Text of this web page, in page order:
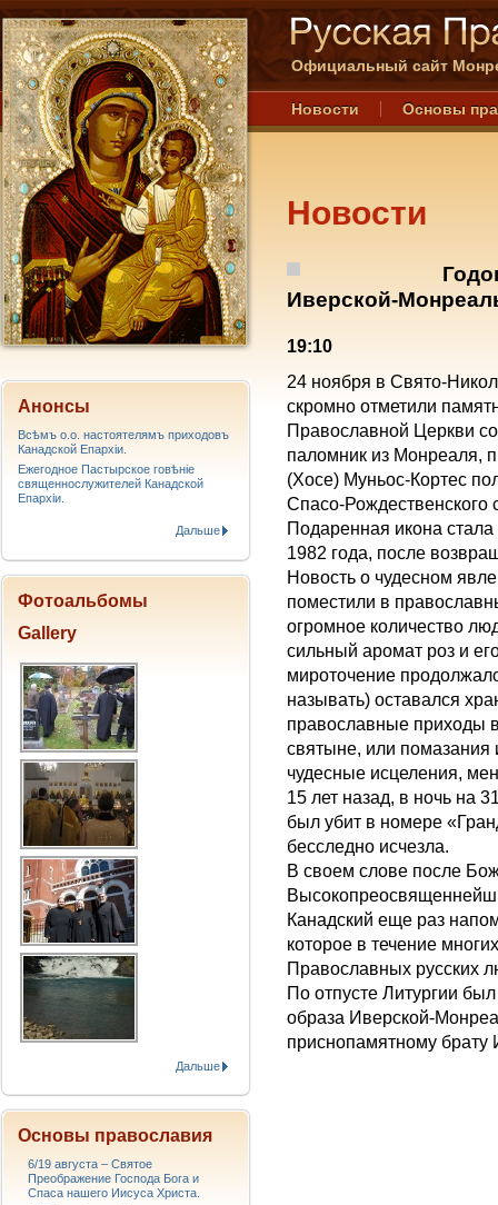
Официальный сайт
Новости Основы
Новости
Иверской-
19:10
24 ноября в Свято-
скромно отметили
Православной Церкви
паломник из Монреаля,
(Хосе) Муньос-Кортес
Спасо-Рождественского
Подаренная икона стала
1982 года, после
Новость о чудесном
поместили в
огромное количество
сильный аромат роз и
мироточение
называть) оставался
православные приходы
святыне, или
чудесные исцеления,
15 лет назад, в ночь на
был убит в номере
бесследно исчезла.
В своем слове после
Канадский еще раз
которое в течение
Православных русских
По отпусте Литургии
образа Иверской-
приснопамятному брату
Анонсы
Всѣмъ о.о. настоятелямъ приходовъ
Канадской Епархiи.
Ежегодное Пастырское говѣніе
священнослужителей Канадской
Епархіи.
Дальше
Фотоальбомы
Gallery
Дальше
Основы православия
6/19 августа – Святое
Преображение Господа Бога и
Спаса нашего Иисуса Христа.